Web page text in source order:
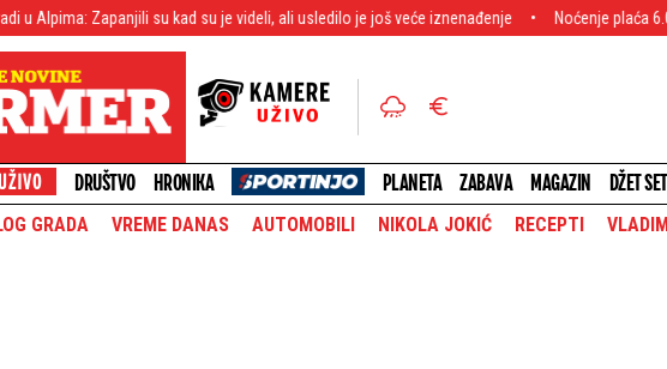
su kad su je videli, ali usledilo je još veće iznenađenje Noćenje plaća 6.000 evra!
DRUŠTVO HRONIKA PLANETA ZABAVA MAGAZIN DŽET SET
GRADA VREME DANAS AUTOMOBILI NIKOLA JOKIĆ RECEPTI